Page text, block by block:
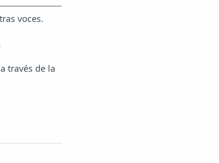
voces.
través de la